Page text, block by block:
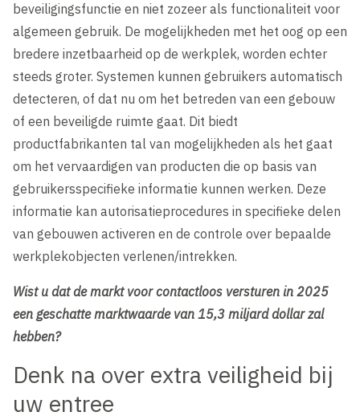
beveiligingsfunctie en niet zozeer als functionaliteit voor
algemeen gebruik. De mogelijkheden met het oog op een
bredere inzetbaarheid op de werkplek, worden echter
steeds groter. Systemen kunnen gebruikers automatisch
detecteren, of dat nu om het betreden van een gebouw
of een beveiligde ruimte gaat. Dit biedt
productfabrikanten tal van mogelijkheden als het gaat
om het vervaardigen van producten die op basis van
gebruikersspecifieke informatie kunnen werken. Deze
informatie kan autorisatieprocedures in specifieke delen
van gebouwen activeren en de controle over bepaalde
werkplekobjecten verlenen/intrekken.
Wist u dat de markt voor contactloos versturen in 2025
een geschatte marktwaarde van 15,3 miljard dollar zal
hebben?
Denk na over extra veiligheid bij
uw entree